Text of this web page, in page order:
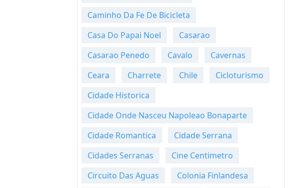
Caminho Da Fe De Bicicleta
Casa Do Papai Noel
Casarao
Casarao Penedo
Cavalo
Cavernas
Ceara
Charrete Chile
Cicloturismo
Cidade Historica
Cidade Onde Nasceu Napoleao Bonaparte
Cidade Romantica
Cidade Serrana
Cidades Serranas
Cine Centimetro
Circuito Das Aguas
Colonia Finlandesa